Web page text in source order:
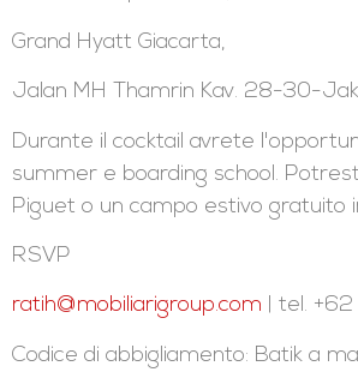
Grand Hyatt Giacarta,
Jalan MH Thamrin Kav. 28-30-
Durante il cocktail avrete
summer e boarding school.
Piguet o un campo estivo gratuito
RSVP
ratih@mobiliarigroup.com | tel.
Codice di abbigliamento: Batik a